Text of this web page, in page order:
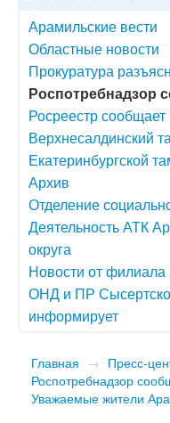
Арамильские вести
Областные новости
Прокуратура
Роспотребнадзор
Росреестр сообщает
Верхнесалдинский
Екатеринбургской
Архив
Отделение
Деятельность АТК
округа
Новости от
ОНД и ПР
информирует
Главная → Пресс-
Роспотребнадзор
Уважаемые жители